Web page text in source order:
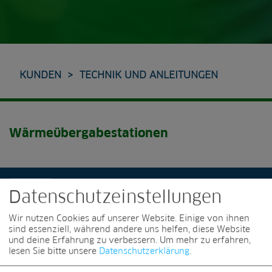
KUNDEN TECHNIK UND ANLEITUNGEN
Wärmeübergabestationen
Übergabestation: Unistat 2013 15 - max.
Übergabestation: Unistat 2013 15 - max. 60 kW
Datenschutzeinstellungen
Wir nutzen Cookies auf unserer Website. Einige von ihnen
sind essenziell, während andere uns helfen, diese Website
und deine Erfahrung zu verbessern. Um mehr zu erfahren,
lesen Sie bitte unsere Datenschutzerklärung.